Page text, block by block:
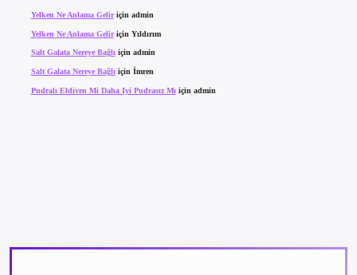
Yelken Ne Anlama Geliriçin admin
Yelken Ne Anlama Geliriçin Yıldırım
Salt Galata Nereye Bağlıiçin admin
Salt Galata Nereye Bağlı için İmren
Pudralı Eldiven Mi Daha Iyi Pudrasız Mı için admin